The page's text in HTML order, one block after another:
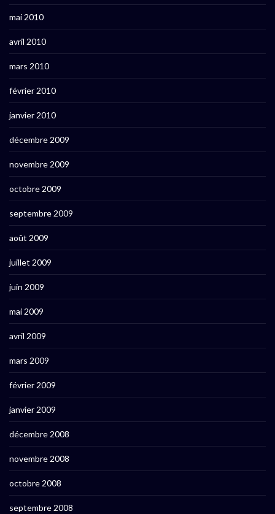
mai 2010
avril 2010
mars 2010
février 2010
janvier 2010
décembre 2009
novembre 2009
octobre 2009
septembre 2009
août 2009
juillet 2009
juin 2009
mai 2009
avril 2009
mars 2009
février 2009
janvier 2009
décembre 2008
novembre 2008
octobre 2008
septembre 2008